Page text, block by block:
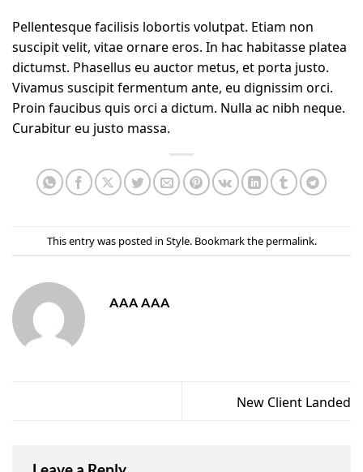
Pellentesque facilisis lobortis volutpat. Etiam non
suscipit velit, vitae ornare eros. In hac habitasse platea
dictumst. Phasellus eu auctor metus, et porta justo.
Vivamus suscipit fermentum ante, eu dignissim orci.
Proin faucibus quis orci a dictum. Nulla ac nibh neque.
Curabitur eu justo massa.
This entry was posted inStyle. Bookmark thepermalink.
AAA AAA
New Client Landed